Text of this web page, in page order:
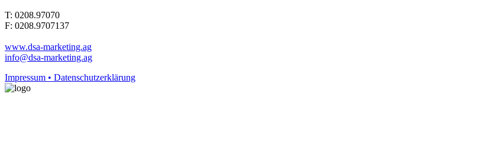
T: 0208.97070
F: 0208.9707137
www.dsa-marketing.ag
info@dsa-marketing.ag
Impressum • Datenschutzerklärung